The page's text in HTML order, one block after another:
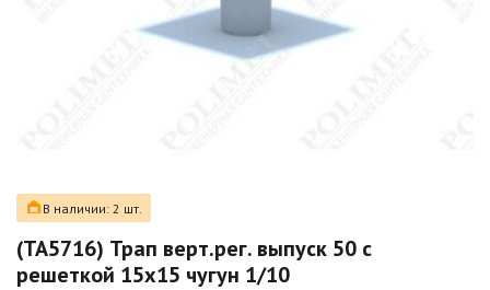
В наличии: 2 шт.
(ТА5716) Трап верт.рег. выпуск 50 с
решеткой 15х15 чугун 1/10